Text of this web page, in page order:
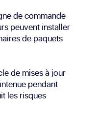
de commande
peuvent installer
de paquets
de mises à jour
pendant
les risques